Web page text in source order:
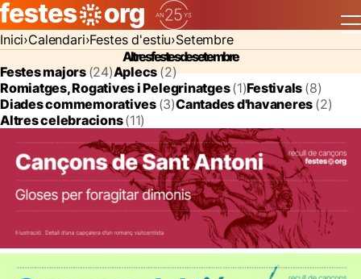
Inici Calendari Festes d'estiu Setembre
Altres festes de setembre
Festes majors(24)Aplecs(2)
Romiatges, Rogatives i Pelegrinatges(1)Festivals (8)
Diades commemoratives (3)Cantades d'havaneres (2)
Altres celebracions(11)